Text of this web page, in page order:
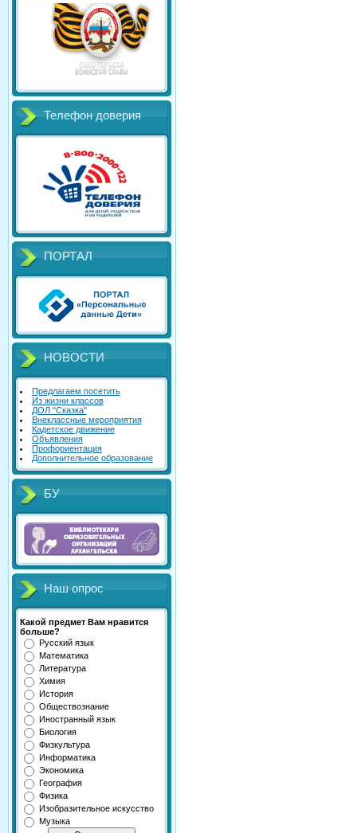
Телефон доверия
ПОРТАЛ
НОВОСТИ
Предлагаем посетить
Из жизни классов
ДОЛ "Сказка"
Внеклассные мероприятия
Кадетское движение
Объявления
Профориентация
Дополнительное образование
БУ
Наш опрос
Какой предмет Вам нравится
больше?
Русский язык
Математика
Литература
Химия
История
Обществознание
Иностранный язык
Биология
Физкультура
Информатика
Экономика
География
Физика
Изобразительное искусство
Музыка